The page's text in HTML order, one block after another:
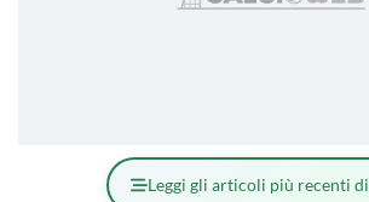
Leggi gli articoli più recenti di